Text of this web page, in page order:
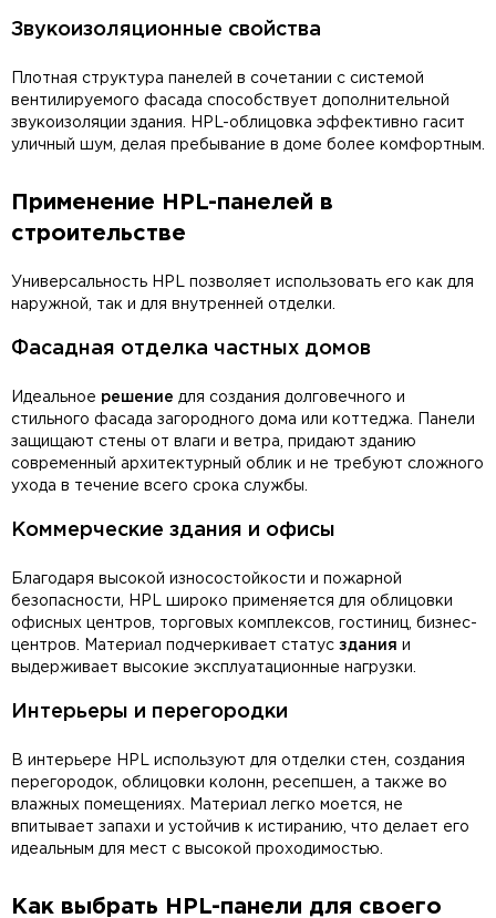
Звукоизоляционные свойства
Плотная структура панелей в сочетании с системой
вентилируемого фасада способствует дополнительной
звукоизоляции здания. HPL-облицовка эффективно гасит
уличный шум, делая пребывание в доме более комфортным.
Применение HPL-панелей в
строительстве
Универсальность HPL позволяет использовать его как для
наружной, так и для внутренней отделки.
Фасадная отделка частных домов
Идеальное решение для создания долговечного и
стильного фасада загородного дома или коттеджа. Панели
защищают стены от влаги и ветра, придают зданию
современный архитектурный облик и не требуют сложного
ухода в течение всего срока службы.
Коммерческие здания и офисы
Благодаря высокой износостойкости и пожарной
безопасности, HPL широко применяется для облицовки
офисных центров, торговых комплексов, гостиниц, бизнес-
центров. Материал подчеркивает статус здания и
выдерживает высокие эксплуатационные нагрузки.
Интерьеры и перегородки
В интерьере HPL используют для отделки стен, создания
перегородок, облицовки колонн, ресепшен, а также во
влажных помещениях. Материал легко моется, не
впитывает запахи и устойчив к истиранию, что делает его
идеальным для мест с высокой проходимостью.
Как выбрать HPL-панели для своего